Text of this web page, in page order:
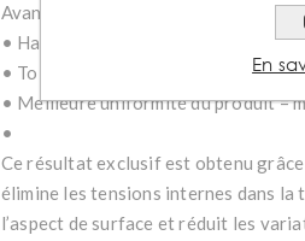
Avantages pour le pliage,
• Haute limite élastique = formage à
• Tolérances de planéité de max.
• Meilleure uniformité du produit =
•
Ce résultat exclusif est obtenu
élimine les tensions internes dans
l’aspect de surface et réduit les
En